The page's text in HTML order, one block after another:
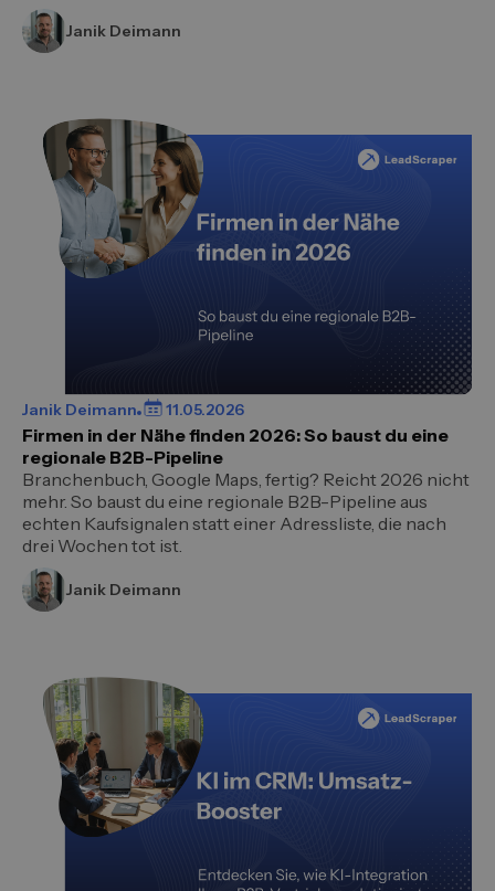
Janik Deimann
Janik Deimann 11.05.2026
Firmen in der Nähe finden 2026: So baust du eine
regionale B2B-Pipeline
Branchenbuch, Google Maps, fertig? Reicht 2026 nicht
mehr. So baust du eine regionale B2B-Pipeline aus
echten Kaufsignalen statt einer Adressliste, die nach
drei Wochen tot ist.
Janik Deimann